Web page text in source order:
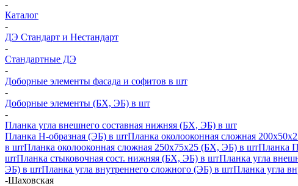
-
Каталог
-
ДЭ Стандарт и Нестандарт
-
Стандартные ДЭ
-
Доборные элементы фасада и софитов в шт
-
Доборные элементы (БХ, ЭБ) в шт
-
Планка угла внешнего составная нижняя (БХ, ЭБ) в шт
Планка H-образная (ЭБ) в штПланка околооконная сложная
в штПланка околооконная сложная 250х75х25 (БХ, ЭБ) в штПланка
штПланка стыковочная сост. нижняя (БХ, ЭБ) в штПланка угла
ЭБ) в штПланка угла внутреннего сложного (ЭБ) в штПланка угла
-Шаховская